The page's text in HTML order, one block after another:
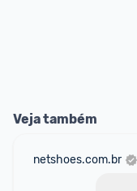
Veja também
netshoes.com.br